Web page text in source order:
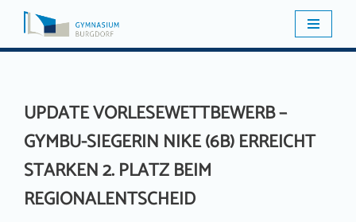
Zum
UPDATE VORLESEWETTBEWERB –
GYMBU-SIEGERIN NIKE (6B) ERREICHT
STARKEN 2. PLATZ BEIM
REGIONALENTSCHEID